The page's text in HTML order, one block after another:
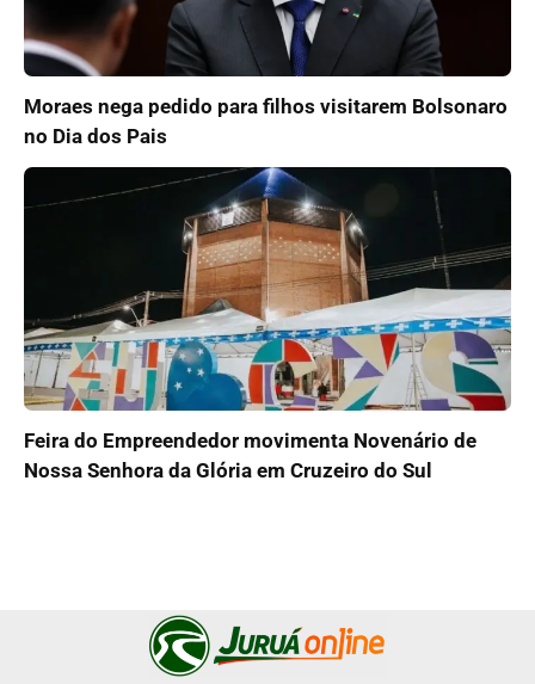
Moraes nega pedido para filhos visitarem Bolsonaro
no Dia dos Pais
Feira do Empreendedor movimenta Novenário de
Nossa Senhora da Glória em Cruzeiro do Sul